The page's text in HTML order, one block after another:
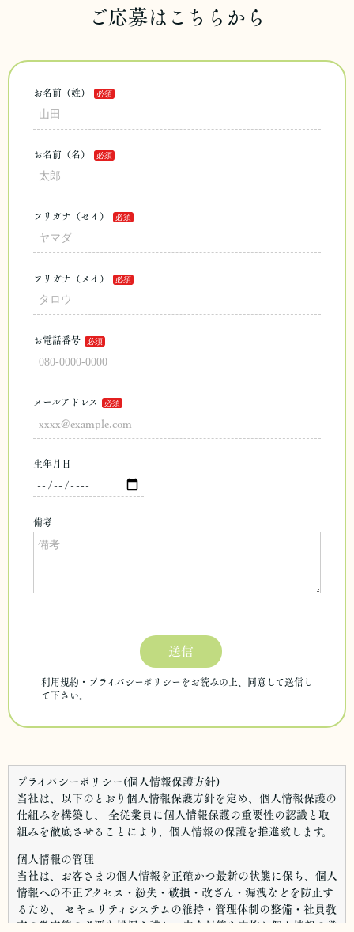
プライバシーポリシー(個人情報保護方針)
当社は、以下のとおり個人情報保護方針を定め、個人情報保護の
仕組みを構築し、 全従業員に個人情報保護の重要性の認識と取
組みを徹底させることにより、個人情報の保護を推進致します。
個人情報の管理
当社は、お客さまの個人情報を正確かつ最新の状態に保ち、個人
情報への不正アクセス・紛失・破損・改ざん・漏洩などを防止す
るため、 セキュリティシステムの維持・管理体制の整備・社員教
育の徹底等の必要な措置を講じ、安全対策を実施し個人情報の厳